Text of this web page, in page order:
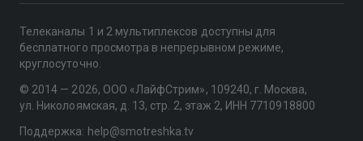
Телеканалы 1 и 2 мультиплексов доступны для
бесплатного просмотра в непрерывном режиме,
круглосуточно.
© 2014 — 2026, ООО «ЛайфСтрим», 109240, г. Москва,
ул. Николоямская, д. 13, стр. 2, этаж 2, ИНН 7710918800
Поддержка: help@smotreshka.tv